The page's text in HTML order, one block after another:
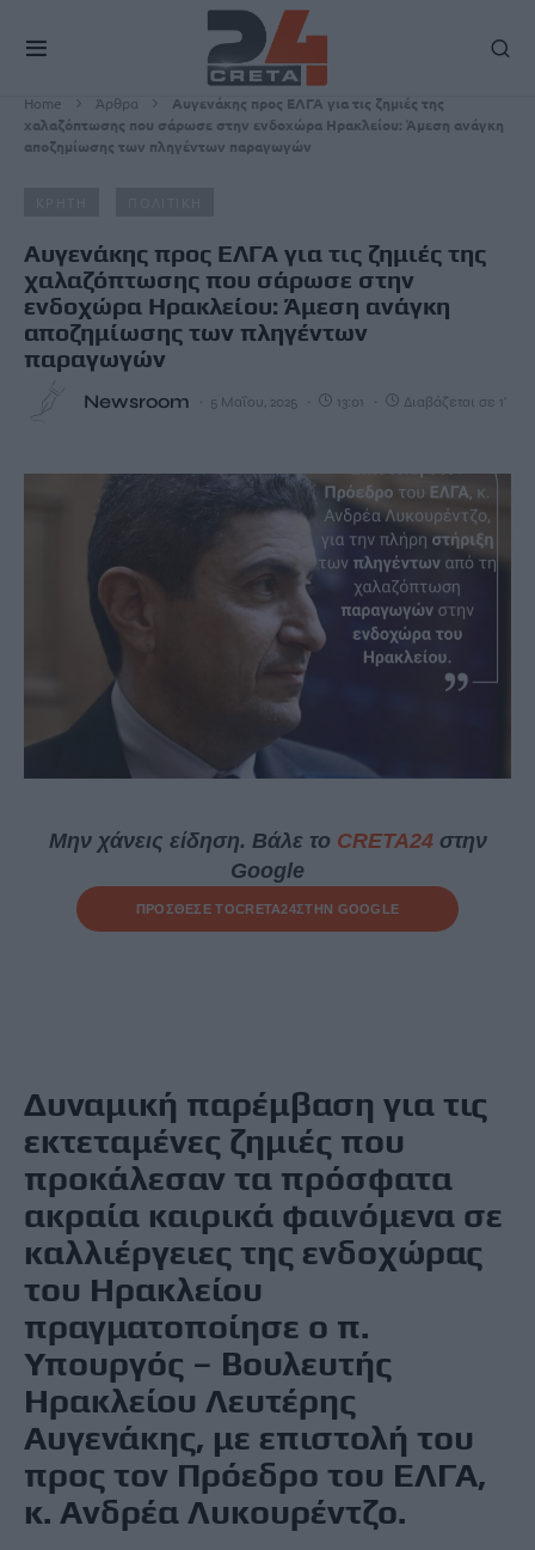
Home Άρθρα
Αυγενάκης προς ΕΛΓΑ για τις ζημιές της
χαλαζόπτωσης που σάρωσε στην ενδοχώρα Ηρακλείου: Άμεση ανάγκη
αποζημίωσης των πληγέντων παραγωγών
Αυγενάκης προς ΕΛΓΑ για τις ζημιές της
χαλαζόπτωσης που σάρωσε στην
ενδοχώρα Ηρακλείου: Άμεση ανάγκη
αποζημίωσης των πληγέντων
παραγωγών
Newsroom 5 Μαΐου, 2025 13:01 Διαβάζεται σε 1'
Μην χάνεις είδηση. Βάλε το CRETA24στην
Google
ΠΡΟΣΘΕΣΕ ΤΟCRETA24ΣΤΗΝ GOOGLE
Δυναμική παρέμβαση για τις
εκτεταμένες ζημιές που
προκάλεσαν τα πρόσφατα
ακραία καιρικά φαινόμενα σε
καλλιέργειες της ενδοχώρας
του Ηρακλείου
πραγματοποίησε ο π.
Υπουργός – Βουλευτής
Ηρακλείου Λευτέρης
Αυγενάκης, με επιστολή του
προς τον Πρόεδρο του ΕΛΓΑ,
κ. Ανδρέα Λυκουρέντζο.